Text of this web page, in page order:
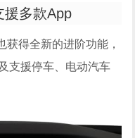
援多款App
得全新的进阶功能，
支援停车、电动汽车